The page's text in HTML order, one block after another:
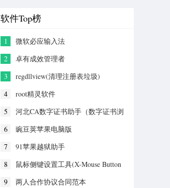
软件Top榜
1
微软必应输入法
2
卓有成效管理者
3
regdllview(清理注册表垃圾)
4
root精灵软件
5
河北CA数字证书助手（数字证书浏
6
豌豆荚苹果电脑版
7
91苹果越狱助手
8
鼠标侧键设置工具(X-Mouse Button
9
两人合作协议合同范本